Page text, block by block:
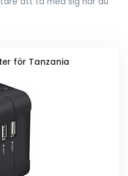
för Tanzania